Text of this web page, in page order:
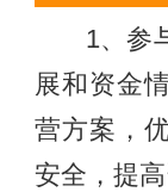
1、参
展和资金
营方案，
安全，提